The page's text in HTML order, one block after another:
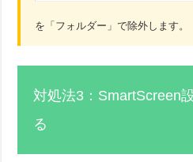
を「フォルダー」で除外します。
対処法3：SmartScreen
る